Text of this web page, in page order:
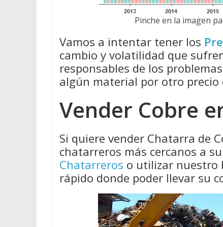
Pinche en la imagen
Vamos a intentar tener los
cambio y volatilidad que
responsables de los
algún material por otro
Vender Cobre
Si quiere vender Chatarra de
chatarreros más cercanos a
Chatarreros o utilizar nuestro
rápido donde poder llevar su